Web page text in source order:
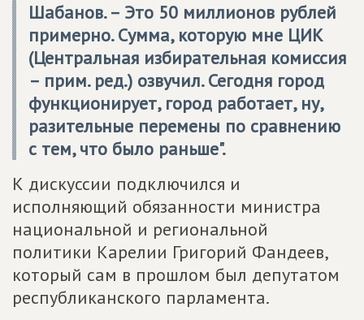
Шабанов. – Это 50 миллионов рублей
примерно. Сумма, которую мне ЦИК
(Центральная избирательная комиссия
– прим. ред.) озвучил. Сегодня город
функционирует, город работает, ну,
разительные перемены по сравнению
с тем, что было раньше".
К дискуссии подключился и
исполняющий обязанности министра
национальной и региональной
политики Карелии Григорий Фандеев,
который сам в прошлом был депутатом
республиканского парламента.